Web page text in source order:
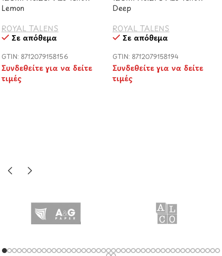
Lemon
ROYAL TALENS
Σε απόθεμα
GTIN: 8712079158156
Συνδεθείτε για να δείτε
τιμές
Deep
ROYAL TALENS
Σε απόθεμα
GTIN: 8712079158194
Συνδεθείτε για να δείτε
τιμές